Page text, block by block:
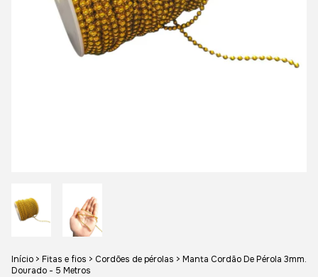
Início > Fitas e fios > Cordões de pérolas > Manta Cordão De Pérola 3mm.
Dourado - 5 Metros